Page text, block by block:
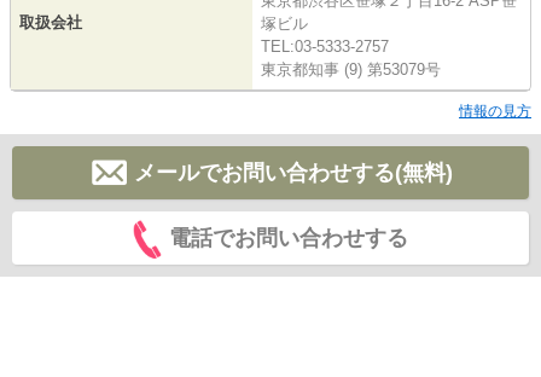
取扱会社
塚ビル
TEL:03-5333-2757
東京都知事 (9) 第53079号
情報の見方
メールでお問い合わせする(無料)
電話でお問い合わせする